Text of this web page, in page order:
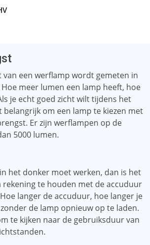
een werflamp wordt gemeten in
meer lumen een lamp heeft, hoe
je echt goed zicht wilt tijdens het
belangrijk om een ​​lamp te kiezen met
Er zijn werflampen op de
5000 lumen.
het donker moet werken, dan is het
rekening te houden met de accuduur
langer de accuduur, hoe langer je
de lamp opnieuw op te laden.
te kijken naar de gebruiksduur van